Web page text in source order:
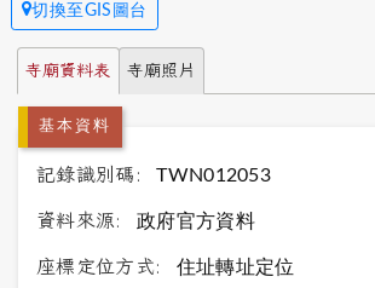
切換至GIS圖台
寺廟資料表 寺廟照片
基本資料
記錄識別碼: TWN012053
資料來源: 政府官方資料
座標定位方式: 住址轉址定位